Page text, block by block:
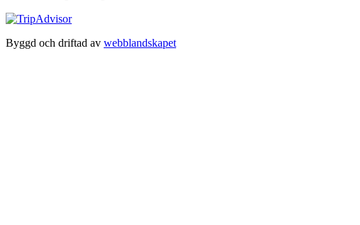
Byggd och driftad av webblandskapet